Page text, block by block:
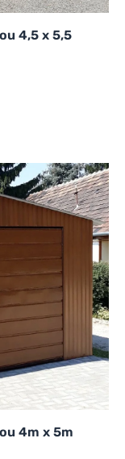
4,5 x 5,5
4m x 5m